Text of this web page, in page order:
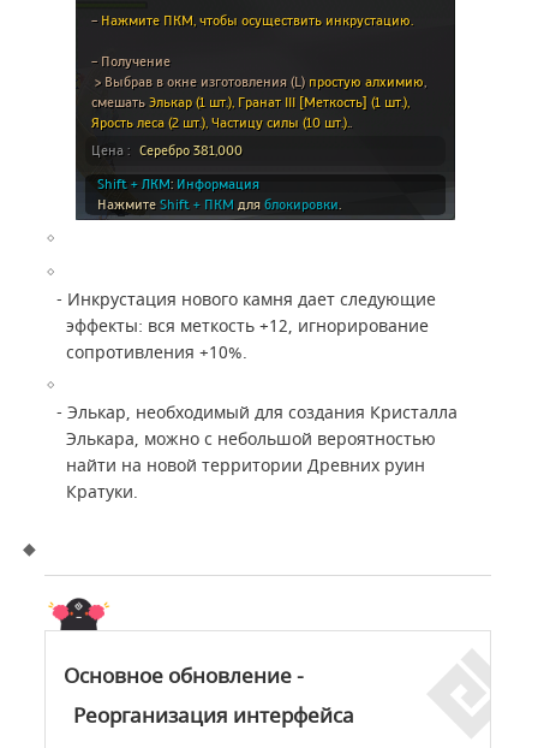
- Инкрустация нового камня дает следующие
эффекты: вся меткость +12, игнорирование
сопротивления +10%.
- Элькар, необходимый для создания Кристалла
Элькара, можно с небольшой вероятностью
найти на новой территории Древних руин
Кратуки.
Основное обновление -
Реорганизация интерфейса